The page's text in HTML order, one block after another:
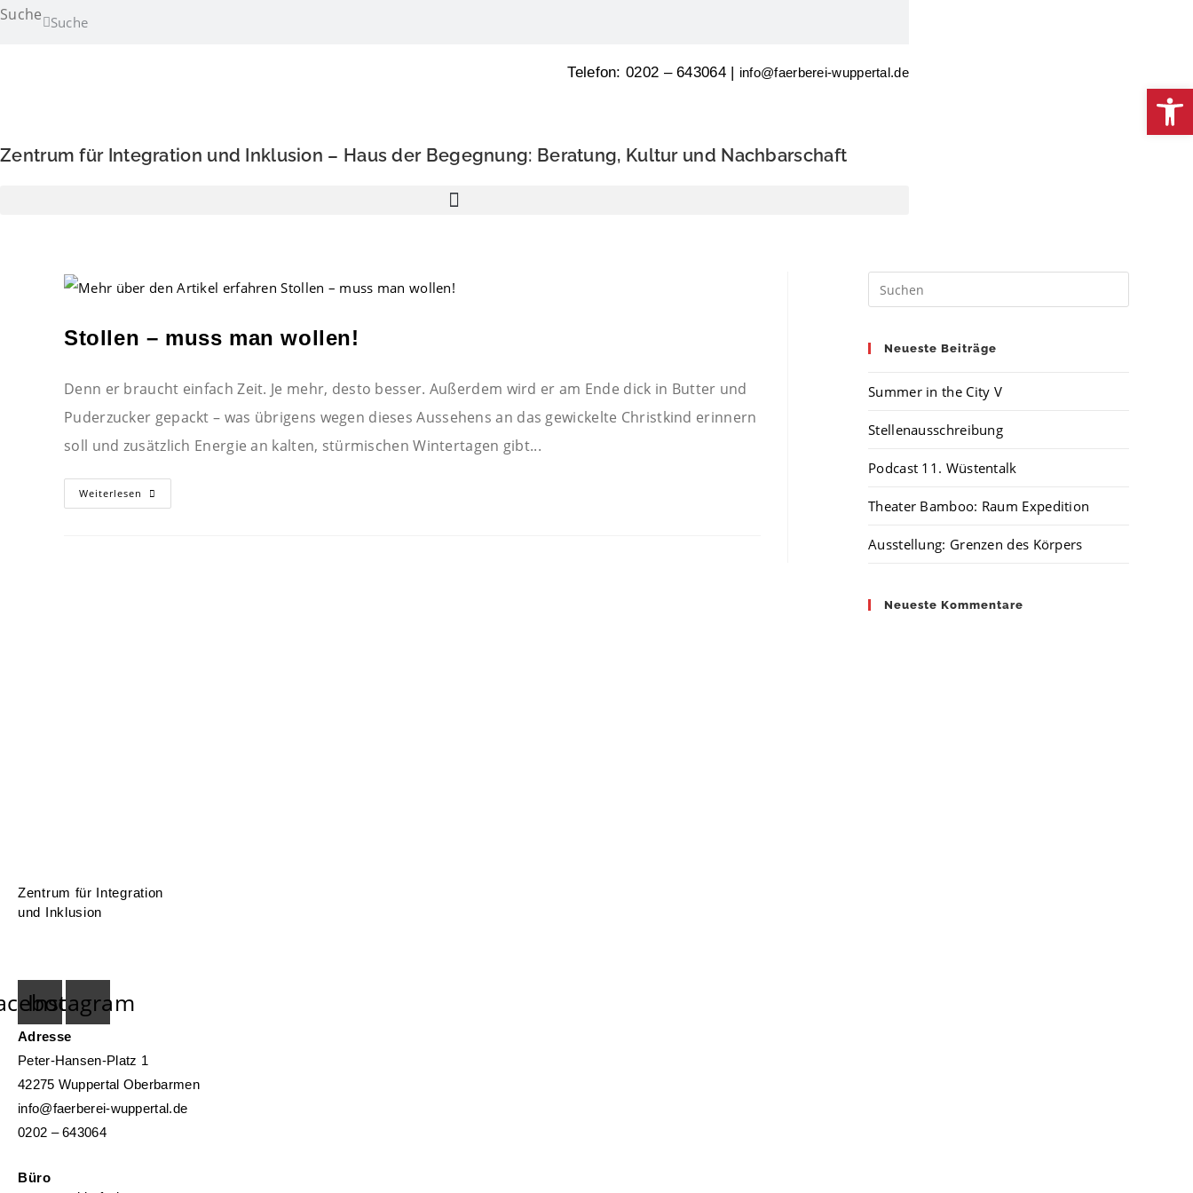
Zum
Suche Suche
Telefon: 0202 – 643064 | info@faerberei-wuppertal.de
Zentrum für Integration und Inklusion – Haus der Begegnung: Beratung, Kultur und Nachbarschaft
Stollen – muss man wollen!
Denn er braucht einfach Zeit. Je mehr, desto besser. Außerdem wird er am Ende dick in Butter und
Puderzucker gepackt – was übrigens wegen dieses Aussehens an das gewickelte Christkind erinnern
soll und zusätzlich Energie an kalten, stürmischen Wintertagen gibt...
Weiterlesen Stollen
–
Neueste Beiträge
Summer in the City V
Stellenausschreibung
Podcast 11. Wüstentalk
Theater Bamboo: Raum Expedition
Ausstellung: Grenzen des Körpers
Neueste Kommentare
Zentrum für Integration
und Inklusion
Instagram
Adresse
Peter-Hansen-Platz 1
42275 Wuppertal Oberbarmen
info@faerberei-wuppertal.de
0202 – 643064
Büro